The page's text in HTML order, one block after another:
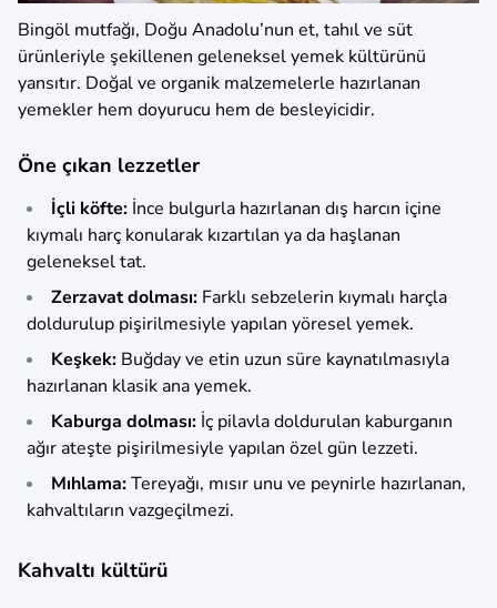
Bingöl mutfağı, Doğu Anadolu’nun et, tahıl ve süt
ürünleriyle şekillenen geleneksel yemek kültürünü
yansıtır. Doğal ve organik malzemelerle hazırlanan
yemekler hem doyurucu hem de besleyicidir.
Öne çıkan lezzetler
İçli köfte: İnce bulgurla hazırlanan dış harcın içine
kıymalı harç konularak kızartılan ya da haşlanan
geleneksel tat.
Zerzavat dolması: Farklı sebzelerin kıymalı harçla
doldurulup pişirilmesiyle yapılan yöresel yemek.
Keşkek: Buğday ve etin uzun süre kaynatılmasıyla
hazırlanan klasik ana yemek.
Kaburga dolması: İç pilavla doldurulan kaburganın
ağır ateşte pişirilmesiyle yapılan özel gün lezzeti.
Mıhlama:Tereyağı, mısır unu ve peynirle hazırlanan,
kahvaltıların vazgeçilmezi.
Kahvaltı kültürü